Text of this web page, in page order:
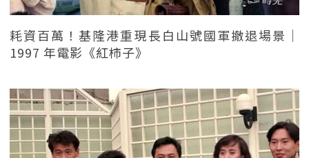
耗資百萬！基隆港重現長白山號國軍撤退場景｜
1997 年電影《紅柿子》